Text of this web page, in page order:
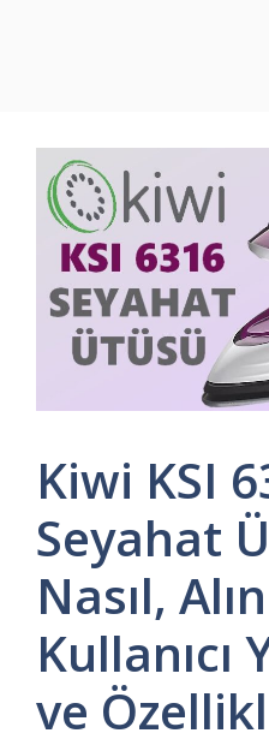
Kiwi KSI
Seyahat
Nasıl,
Kullanıcı
ve